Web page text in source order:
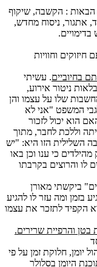
הבאות : הקשבה, שיקוף
אתגור, ניסוח מחדש,
חיזוקים וחוויות
בחיוביים. עשיתי
ניטור אירוע,
שלו על עצמו והן
המשפט "אני לא
הוא יכול לזכור
וללכת לחבר, מתוך
השלילית הזו היא: "יש
כי ענו וכן באו
לו והרוצים בקרבתו
ביקשתי מאורן
בזמן ומה עזר לו להגיע
הקפיד לתזכר את עצמו
והרפיית שרירים.
יומן, חלוקת זמן על פי
היומן בסלולר